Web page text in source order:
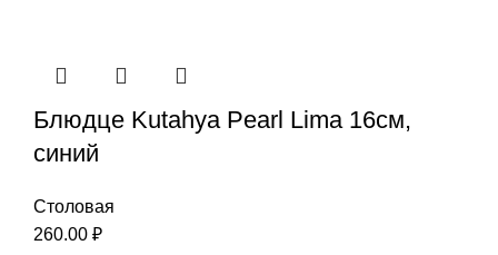
Блюдце Kutahya Pearl Lima 16см,
синий
Столовая
260.00 ₽